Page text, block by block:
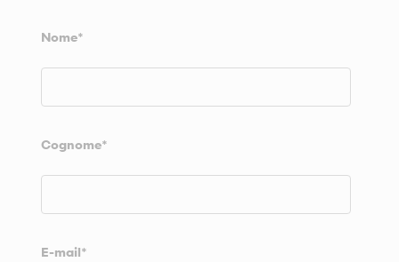
Nome*
Cognome*
E-mail*